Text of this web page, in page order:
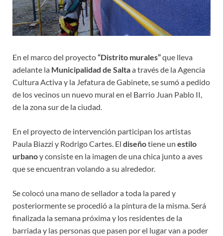
En el marco del proyecto“Distrito murales”que lleva
adelante la Municipalidad de Saltaa través de la Agencia
Cultura Activa y la Jefatura de Gabinete, se sumó a pedido
de los vecinos un nuevo mural en el Barrio Juan Pablo II,
de la zona sur de la ciudad.
En el proyecto de intervención participan los artistas
Paula Biazzi y Rodrigo Cartes. El diseñotiene un estilo
urbanoy consiste en la imagen de una chica junto a aves
que se encuentran volando a su alrededor.
Se colocó una mano de sellador a toda la pared y
posteriormente se procedió a la pintura de la misma. Será
finalizada la semana próxima y los residentes de la
barriada y las personas que pasen por el lugar van a poder